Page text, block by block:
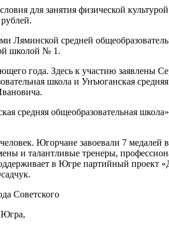
для занятия физической
Ляминской средней
школой № 1.
года. Здесь к участию заявлены
школа и Унъюганская средняя
средняя общеобразовательная
Югорчане завоевали 7 медалей
и талантливые тренеры,
в Югре партийный проект
Советского
Югра,